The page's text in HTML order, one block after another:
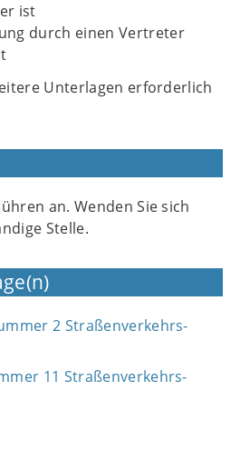
ist
durch einen Vertreter
Unterlagen erforderlich
an. Wenden Sie sich
Stelle.
2 Straßenverkehrs-
11 Straßenverkehrs-